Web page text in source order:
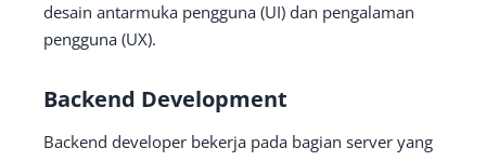
desain antarmuka pengguna (UI) dan pengalaman
pengguna (UX).
Backend Development
Backend developer bekerja pada bagian server yang